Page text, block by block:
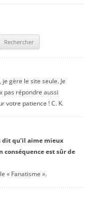
gère le site seule. Je
pas répondre aussi
votre patience ! C. K.
dit qu’il aime mieux
conséquence est sûr de
« Fanatisme ».